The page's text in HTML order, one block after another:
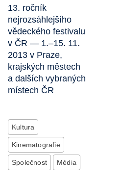
13. ročník
nejrozsáhlejšího
vědeckého festivalu
v ČR — 1.–15. 11.
2013 v Praze,
krajských městech
a dalších vybraných
místech ČR
Kultura
Kinematografie
Společnost Média